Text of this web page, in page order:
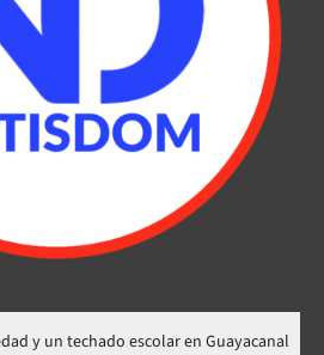
escolar en Guayacanal